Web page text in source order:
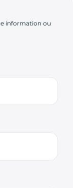
information ou